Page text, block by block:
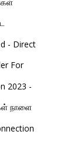
- Direct
For
2023 -
நாளை